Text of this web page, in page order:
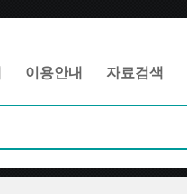
이용안내 자료검색